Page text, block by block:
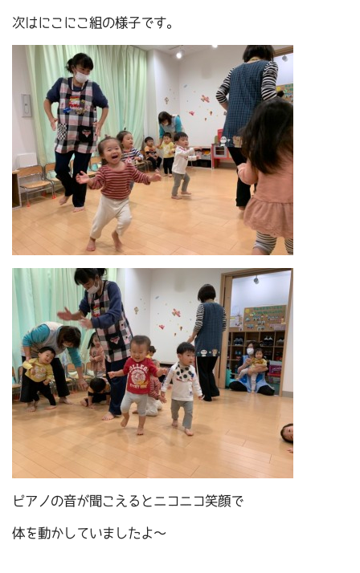
次はにこにこ組の様子です。
ピアノの音が聞こえるとニコニコ笑顔で
体を動かしていましたよ～